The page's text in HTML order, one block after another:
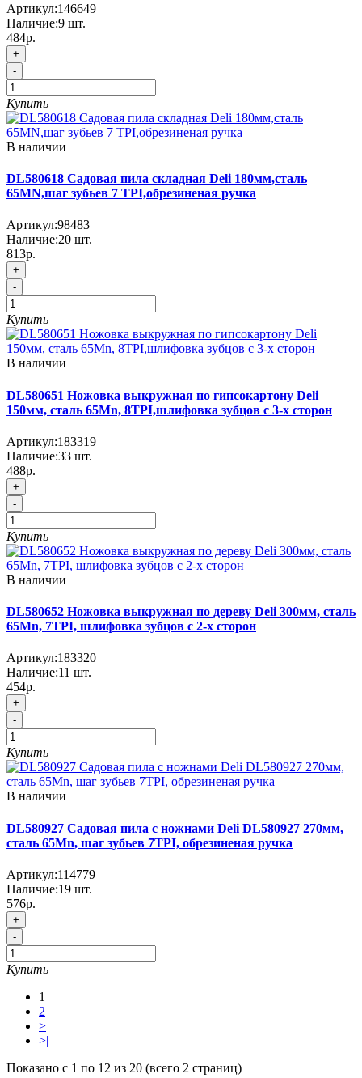
Артикул:146649
Наличие:9 шт.
484р.
+
-
Купить
В наличии
DL580618 Садовая пила складная Deli 180мм,сталь
65MN,шаг зубьев 7 TPI,обрезиненая ручка
Артикул:98483
Наличие:20 шт.
813р.
+
-
Купить
В наличии
DL580651 Ножовка выкружная по гипсокартону Deli
150мм, сталь 65Mn, 8TPI,шлифовка зубцов с 3-х сторон
Артикул:183319
Наличие:33 шт.
488р.
+
-
Купить
В наличии
DL580652 Ножовка выкружная по дереву Deli 300мм, сталь
65Mn, 7TPI, шлифовка зубцов с 2-х сторон
Артикул:183320
Наличие:11 шт.
454р.
+
-
Купить
В наличии
DL580927 Садовая пила с ножнами Deli DL580927 270мм,
сталь 65Mn, шаг зубьев 7TPI, обрезиненая ручка
Артикул:114779
Наличие:19 шт.
576р.
+
-
Купить
1
2
>
>|
Показано с 1 по 12 из 20 (всего 2 страниц)